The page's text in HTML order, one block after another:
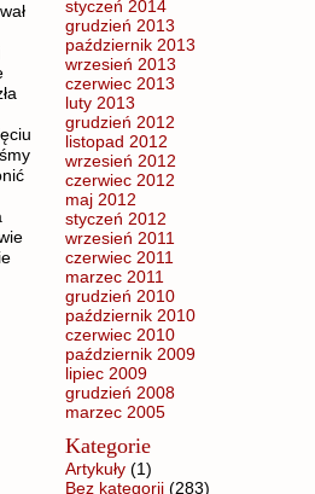
styczeń 2014
grudzień 2013
październik 2013
wrzesień 2013
czerwiec 2013
luty 2013
grudzień 2012
listopad 2012
wrzesień 2012
czerwiec 2012
maj 2012
styczeń 2012
wrzesień 2011
czerwiec 2011
marzec 2011
grudzień 2010
październik 2010
czerwiec 2010
październik 2009
lipiec 2009
grudzień 2008
marzec 2005
Kategorie
Artykuły (1)
Bez kategorii (283)